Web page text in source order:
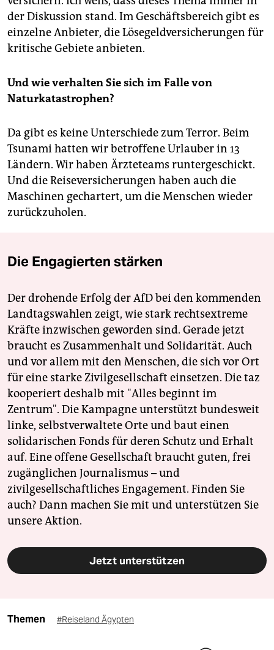
der Diskussion stand. Im Geschäftsbereich gibt es
einzelne Anbieter, die Lösegeldversicherungen für
kritische Gebiete anbieten.
Und wie verhalten Sie sich im Falle von
Naturkatastrophen?
Da gibt es keine Unterschiede zum Terror. Beim
Tsunami hatten wir betroffene Urlauber in 13
Ländern. Wir haben Ärzteteams runtergeschickt.
Und die Reiseversicherungen haben auch die
Maschinen gechartert, um die Menschen wieder
zurückzuholen.
Die Engagierten stärken
Der drohende Erfolg der AfD bei den kommenden
Landtagswahlen zeigt, wie stark rechtsextreme
Kräfte inzwischen geworden sind. Gerade jetzt
braucht es Zusammenhalt und Solidarität. Auch
und vor allem mit den Menschen, die sich vor Ort
für eine starke Zivilgesellschaft einsetzen. Die taz
kooperiert deshalb mit "Alles beginnt im
Zentrum". Die Kampagne unterstützt bundesweit
linke, selbstverwaltete Orte und baut einen
solidarischen Fonds für deren Schutz und Erhalt
auf. Eine offene Gesellschaft braucht guten, frei
zugänglichen Journalismus – und
zivilgesellschaftliches Engagement. Finden Sie
auch? Dann machen Sie mit und unterstützen Sie
unsere Aktion.
Jetzt unterstützen
Themen #Reiseland Ägypten